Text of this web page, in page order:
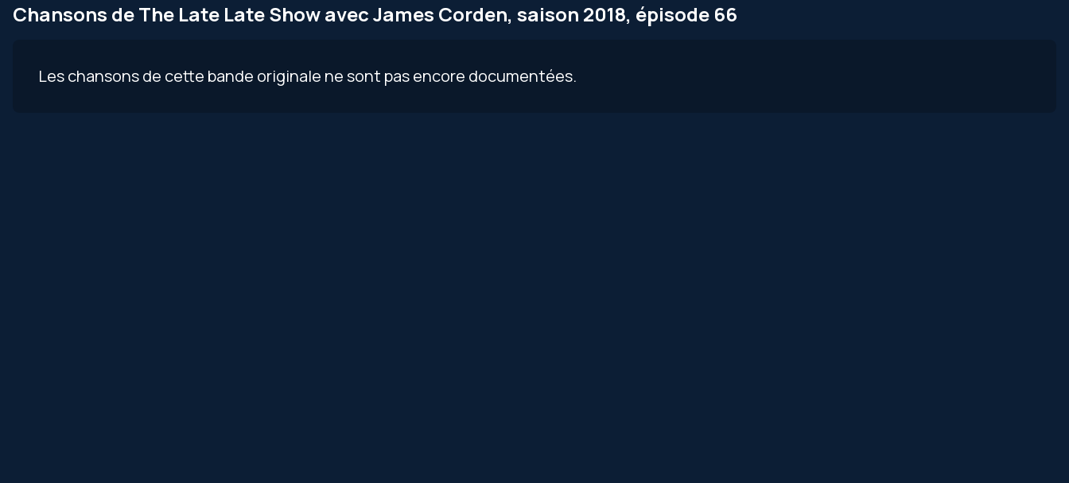
Chansons de The Late Late Show avec James Corden, saison 2018, épisode 66
Les chansons de cette bande originale ne sont pas encore documentées.